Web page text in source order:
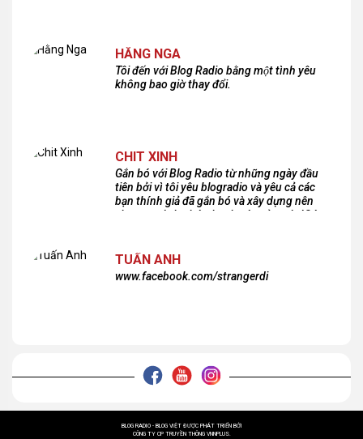
HẰNG NGA
Tôi đến với Blog Radio bằng một tình yêu
không bao giờ thay đổi.
CHIT XINH
Gắn bó với Blog Radio từ những ngày đầu
tiên bởi vì tôi yêu blogradio và yêu cả các
bạn thính giả đã gắn bó và xây dựng nên
chương trình phát thanh xúc cảm này!Cám
TUẤN ANH
www.facebook.com/strangerdi
BLOG RADIO - BLOG VIỆT ĐƯỢC PHÁT TRIỂN BỞI
CÔNG TY CP TRUYỀN THÔNG VNNPLUS.